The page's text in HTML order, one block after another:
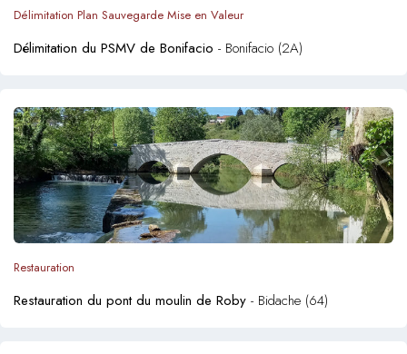
Délimitation Plan Sauvegarde Mise en Valeur
Délimitation du PSMV de Bonifacio - Bonifacio (2A)
Restauration
Restauration du pont du moulin de Roby - Bidache (64)